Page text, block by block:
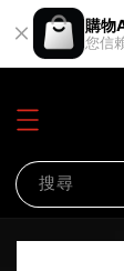
購物
您信
搜尋